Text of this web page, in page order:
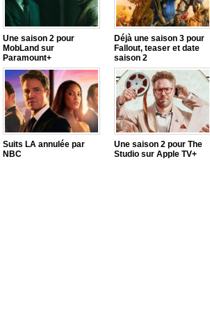
Une saison 2 pour
MobLand sur
Paramount+
Déjà une saison 3 pour
Fallout, teaser et date
saison 2
Suits LA annulée par
NBC
Une saison 2 pour The
Studio sur Apple TV+